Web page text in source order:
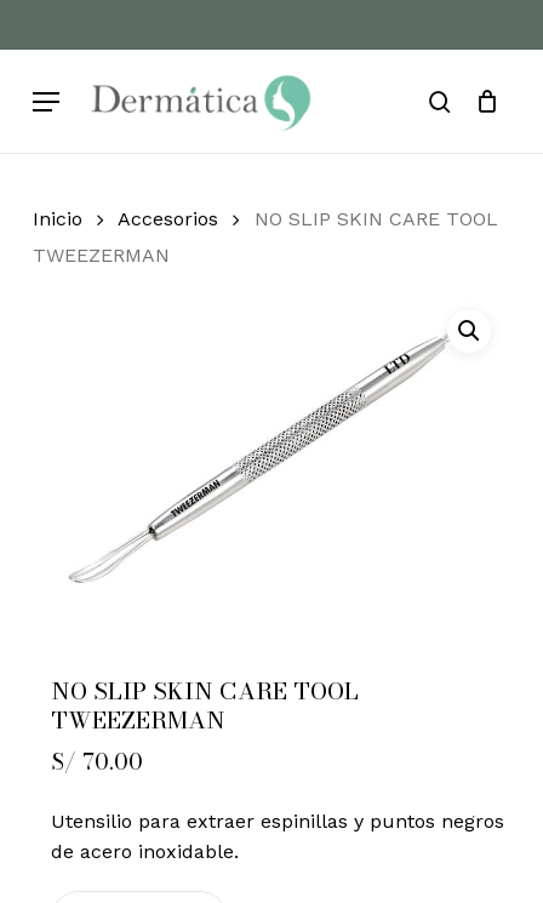
to
content
Menu search
Cart Close
Inicio Accesorios
NO SLIP SKIN CARE TOOL
TWEEZERMAN
NO SLIP SKIN CARE TOOL
TWEEZERMAN
S/ 70.00
Utensilio para extraer espinillas y puntos negros
de acero inoxidable.